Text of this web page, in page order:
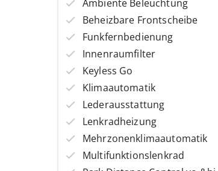
Ambiente Beleuchtung
Beheizbare Frontscheibe
Funkfernbedienung
Innenraumfilter
Keyless Go
Klimaautomatik
Lederausstattung
Lenkradheizung
Mehrzonenklimaautomatik
Multifunktionslenkrad